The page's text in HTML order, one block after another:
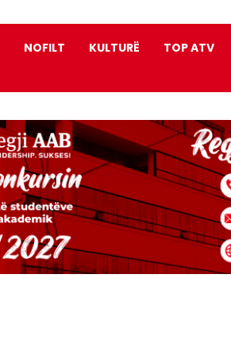
NOFILT KULTURË TOP ATV